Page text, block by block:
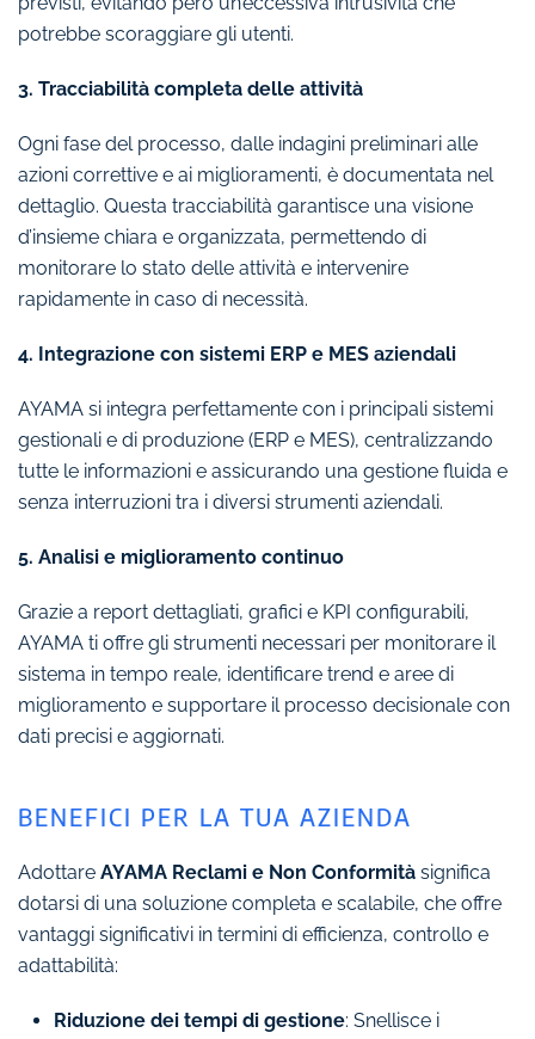
potrebbe scoraggiare gli utenti.
3. Tracciabilità completa delle attività
Ogni fase del processo, dalle indagini preliminari alle
azioni correttive e ai miglioramenti, è documentata nel
dettaglio. Questa tracciabilità garantisce una visione
d’insieme chiara e organizzata, permettendo di
monitorare lo stato delle attività e intervenire
rapidamente in caso di necessità.
4. Integrazione con sistemi ERP e MES aziendali
AYAMA si integra perfettamente con i principali sistemi
gestionali e di produzione (ERP e MES), centralizzando
tutte le informazioni e assicurando una gestione fluida e
senza interruzioni tra i diversi strumenti aziendali.
5. Analisi e miglioramento continuo
Grazie a report dettagliati, grafici e KPI configurabili,
AYAMA ti offre gli strumenti necessari per monitorare il
sistema in tempo reale, identificare trend e aree di
miglioramento e supportare il processo decisionale con
dati precisi e aggiornati.
BENEFICI PER LA TUA AZIENDA
Adottare AYAMA Reclami e Non Conformità significa
dotarsi di una soluzione completa e scalabile, che offre
vantaggi significativi in termini di efficienza, controllo e
adattabilità:
Riduzione dei tempi di gestione: Snellisce i